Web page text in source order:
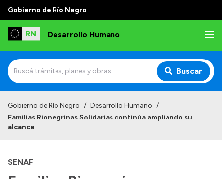
Gobierno de Río Negro
Desarrollo Humano
Buscar
Institucional
Autoridades
Gobierno de Río Negro / Desarrollo Humano /
Familias Rionegrinas Solidarias continúa ampliando su
alcance
SENAF